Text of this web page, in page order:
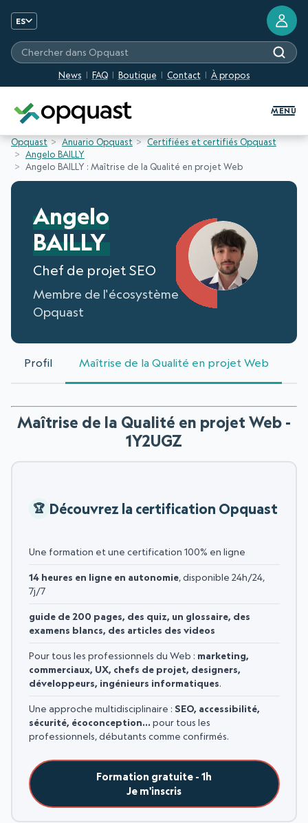
ES
News FAQ Boutique Contact À propos
Chercher dans Opquast
MENU
Opquast Anuario Opquast
Certifiées et certifiés Opquast
Angelo BAILLY
Angelo BAILLY : Maîtrise de la Qualité en projet Web
Angelo
BAILLY
Chef de projet SEO
Membre de l'écosystème
Opquast
Profil Maîtrise de la Qualité en projet Web
Maîtrise de la Qualité en projet Web -
1Y2UGZ
Découvrez la certification Opquast
Une formation et une certification 100% en ligne
14 heures en ligne en autonomie, disponible 24h/24,
7j/7
guide de 200 pages, des quiz, un glossaire, des
examens blancs, des articles des videos
Pour tous les professionnels du Web : marketing,
commerciaux, UX, chefs de projet, designers,
développeurs, ingénieurs informatiques.
Une approche multidisciplinaire : SEO, accessibilité,
sécurité, écoconception… pour tous les
professionnels, débutants comme confirmés.
Formation gratuite - 1h
Je m'inscris